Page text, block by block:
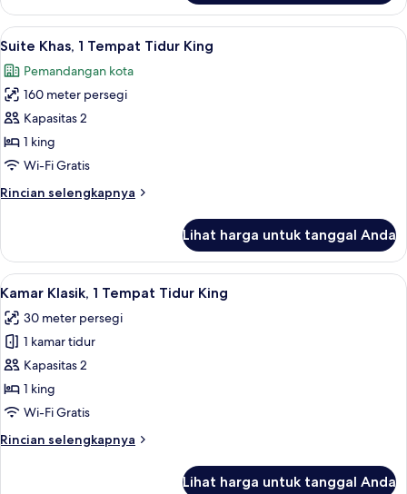
Suite,
sudut
(Prestige
Lihat
semua
foto
untuk
Suite
Khas,
1
Tidur
Suite Khas, 1 Tempat Tidur King |
29
Suite Khas, 1 Tempat Tidur King
Pemandangan kota
160 meter persegi
Kapasitas 2
1 king
Wi-Fi Gratis
Rincian selengkapnya
Rincian
Suite
Khas,
1
Tidur
King
Lihat harga untuk tanggal Anda
Lihat
semua
foto
untuk
Kamar
Klasik,
1
Tidur
19
Kamar Klasik, 1 Tempat Tidur King
30 meter persegi
1 kamar tidur
Kapasitas 2
1 king
Wi-Fi Gratis
Rincian selengkapnya
Rincian
Lihat harga untuk tanggal Anda